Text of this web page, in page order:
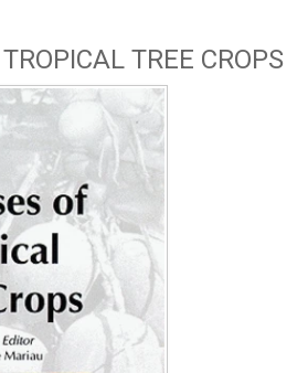
TREE CROPS